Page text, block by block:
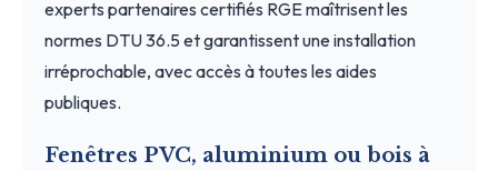
experts partenaires certifiés RGE maîtrisent les
normes DTU 36.5 et garantissent une installation
irréprochable, avec accès à toutes les aides
publiques.
Fenêtres PVC, aluminium ou bois à